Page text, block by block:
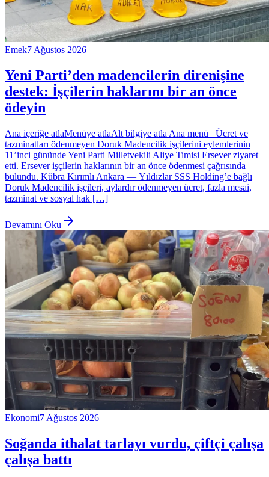
Emek7 Ağustos 2026
Yeni Parti’den madencilerin direnişine
destek: İşçilerin haklarını bir an önce
ödeyin
Ana içeriğe atlaMenüye atlaAlt bilgiye atla Ana menü Ücret ve
tazminatları ödenmeyen Doruk Madencilik işçilerini eylemlerinin
11’inci gününde Yeni Parti Milletvekili Aliye Timisi Ersever ziyaret
etti. Ersever işçilerin haklarının bir an önce ödenmesi çağrısında
bulundu. Kübra Kırımlı Ankara — Yıldızlar SSS Holding’e bağlı
Doruk Madencilik işçileri, aylardır ödenmeyen ücret, fazla mesai,
tazminat ve sosyal hak […]
Devamını Oku
Ekonomi7 Ağustos 2026
Soğanda ithalat tarlayı vurdu, çiftçi çalışa
çalışa battı